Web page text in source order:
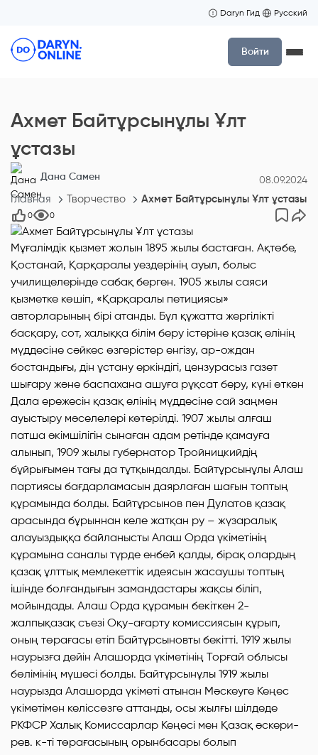
Daryn Гид Русский
Войти
Ахмет Байтұрсынұлы Ұлт
ұстазы
Дана Самен 08.09.2024
Главная Творчество Ахмет Байтұрсынұлы Ұлт ұстазы
0 0
Мұғалімдік қызмет жолын 1895 жылы бастаған. Ақтөбе,
Қостанай, Қарқаралы уездерінің ауыл, болыс
училищелерінде сабақ берген. 1905 жылы саяси
қызметке көшіп, «Қарқаралы петициясы»
авторларының бірі атанды. Бұл құжатта жергілікті
басқару, сот, халыққа білім беру істеріне қазақ елінің
мүддесіне сәйкес өзгерістер енгізу, ар-ождан
бостандығы, дін ұстану еркіндігі, цензурасыз газет
шығару және баспахана ашуға рұқсат беру, күні өткен
Дала ережесін қазақ елінің мүддесіне сай заңмен
ауыстыру мәселелері көтерілді. 1907 жылы алғаш
патша әкімшілігін сынаған адам ретінде қамауға
алынып, 1909 жылы губернатор Тройницкийдің
бұйрығымен тағы да тұтқындалды. Байтұрсынұлы Алаш
партиясы бағдарламасын даярлаған шағын топтың
құрамында болды. Байтұрсынов пен Дулатов қазақ
арасында бұрыннан келе жатқан ру – жүзаралық
алауыздыққа байланысты Алаш Орда үкіметінің
құрамына саналы түрде енбей қалды, бірақ олардың
қазақ ұлттық мемлекеттік идеясын жасаушы топтың
ішінде болғандығын замандастары жақсы біліп,
мойындады. Алаш Орда құрамын бекіткен 2-
жалпықазақ съезі Оқу-ағарту комиссиясын құрып,
оның төрағасы етіп Байтұрсыновты бекітті. 1919 жылы
наурызға дейін Алашорда үкіметінің Торғай облысы
бөлімінің мүшесі болды. Байтұрсынұлы 1919 жылы
наурызда Алашорда үкіметі атынан Мәскеуге Кеңес
үкіметімен келіссөзге аттанды, осы жылғы шілдеде
РКФСР Халық Комиссарлар Кеңесі мен Қазақ әскери-
рев. к-ті төрағасының орынбасары болып